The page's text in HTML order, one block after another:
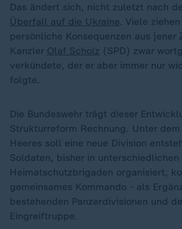
Das ändert sich, nicht zuletzt nach
Überfall auf die Ukraine. Viele
persönliche Konsequenzen aus jener
Kanzler Olaf Scholz (SPD) zwar
verkündete, der er aber immer nur
folgte.
Die Bundeswehr trägt dieser
Strukturreform Rechnung. Unter
Heeres soll eine neue Division
Soldaten, bisher in unterschiedlichen
Heimatschutzbrigaden organisiert,
gemeinsames Kommando - als
bestehenden Panzerdivisionen und
Eingreiftruppe.